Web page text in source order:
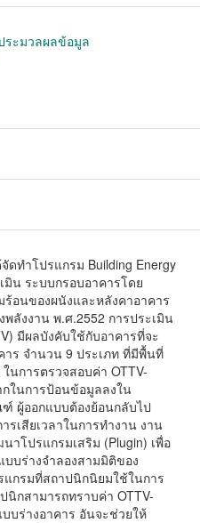
ระมวลผลข้อมูล
ดทำโปรแกรม Building Energy
มิน ระบบกรอบอาคารโดย
อนของผนังและหลังคาอาคาร
พลังงาน พ.ศ.2552 การประเมิน
มีผลบังคับใช้กับอาคารที่จะ
าร จำนวน 9 ประเภท ที่มีพื้นที่
นการตรวจสอบค่า OTTV-
กในการป้อนข้อมูลลงใน
ผู้ออกแบบต้องย้อนกลับไป
รเสียเวลาในการทำงาน งาน
โปรแกรมเสริม (Plugin) เพื่อ
บร่างจำลองสามมิติของ
แกรมที่สถาปนิกนิยมใช้ในการ
นิกสามารถทราบค่า OTTV-
บร่างอาคาร อันจะช่วยให้